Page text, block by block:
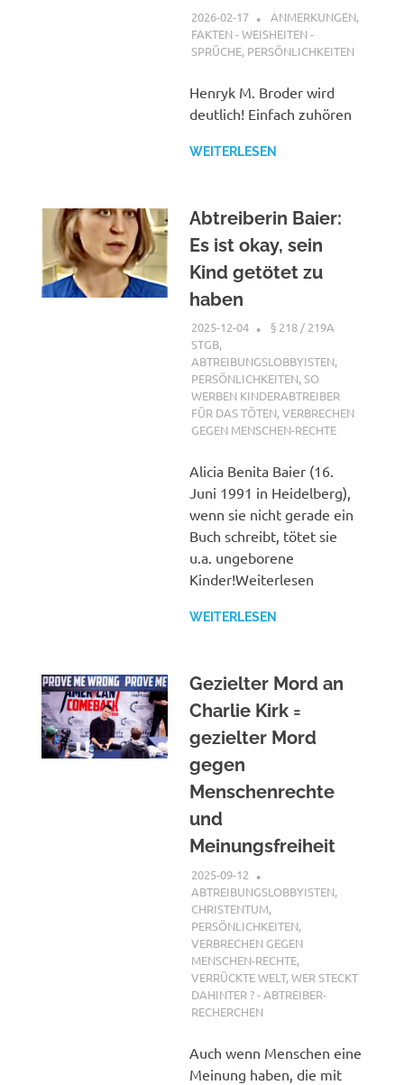
2026-02-17 XX
ANMERKUNGEN,
FAKTEN - WEISHEITEN -
SPRÜCHE, PERSÖNLICHKEITEN
Henryk M. Broder wird
deutlich! Einfach zuhören
WEITERLESEN
Abtreiberin Baier:
Es ist okay, sein
Kind getötet zu
haben
2025-12-04 XX
§ 218 / 219A
STGB,
ABTREIBUNGSLOBBYISTEN,
PERSÖNLICHKEITEN,SO
WERBEN KINDERABTREIBER
FÜR DAS TÖTEN,VERBRECHEN
GEGEN MENSCHEN-RECHTE
Alicia Benita Baier (16.
Juni 1991 in Heidelberg),
wenn sie nicht gerade ein
Buch schreibt, tötet sie
u.a. ungeborene
Kinder!Weiterlesen
WEITERLESEN
Gezielter Mord an
Charlie Kirk =
gezielter Mord
gegen
Menschenrechte
und
Meinungsfreiheit
2025-09-12
ABTREIBUNGSLOBBYISTEN,
CHRISTENTUM,
PERSÖNLICHKEITEN,
VERBRECHEN GEGEN
MENSCHEN-RECHTE,
VERRÜCKTE WELT,WER STECKT
DAHINTER ? - ABTREIBER-
RECHERCHEN
Auch wenn Menschen eine
Meinung haben, die mit